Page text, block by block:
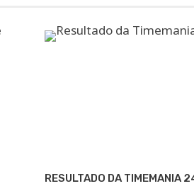
RESULTADO DA TIMEMANIA